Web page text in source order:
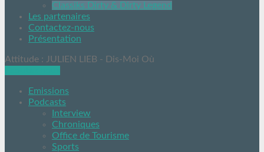
Classiks Dirty & Dirty Legend
Les partenaires
Contactez-nous
Présentation
Attitude : JULIEN LIEB - Dis-Moi Où
Emissions
Podcasts
Interview
Chroniques
Office de Tourisme
Sports